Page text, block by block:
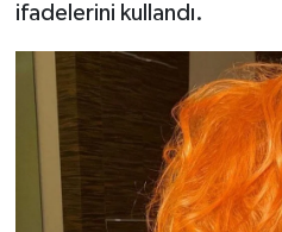
ifadelerini kullandı.